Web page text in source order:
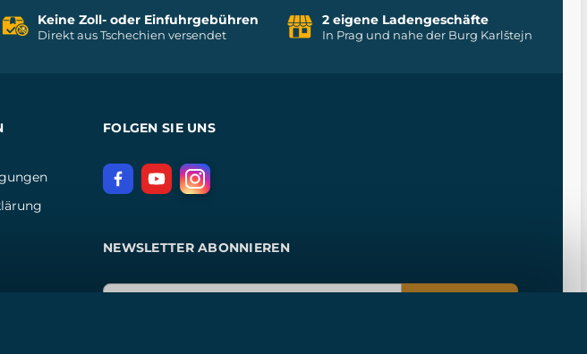
Keine Zoll- oder Einfuhrgebühren
Direkt aus Tschechien versendet
2 eigene Ladengeschäfte
In Prag und nahe der Burg Karlštejn
FOLGEN SIE UNS
NEWSLETTER ABONNIEREN